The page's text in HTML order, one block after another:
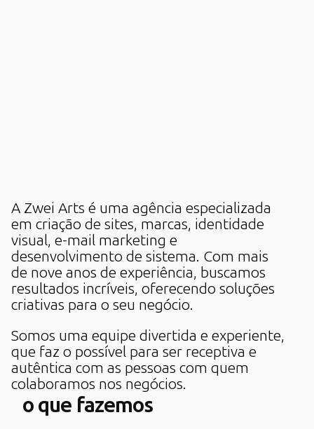
A Zwei Arts é uma agência especializada
em criação de sites, marcas, identidade
visual, e-mail marketing e
desenvolvimento de sistema. Com mais
de nove anos de experiência, buscamos
resultados incríveis, oferecendo soluções
criativas para o seu negócio.
Somos uma equipe divertida e experiente,
que faz o possível para ser receptiva e
autêntica com as pessoas com quem
colaboramos nos negócios.
o que fazemos